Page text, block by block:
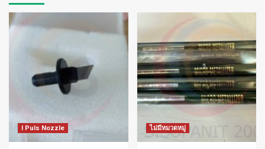
I Puls Nozzle ไม่มีหมวดหมู่